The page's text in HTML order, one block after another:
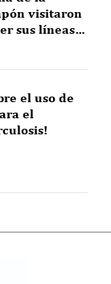
visitaron
sus líneas
el uso de
el